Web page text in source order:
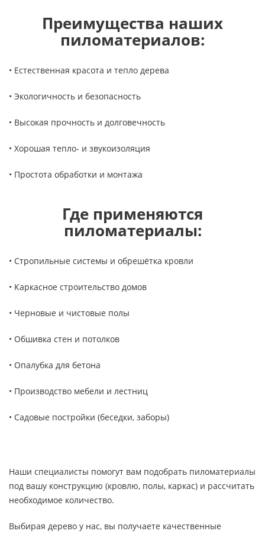
Преимущества наших
пиломатериалов:
• Естественная красота и тепло дерева
• Экологичность и безопасность
• Высокая прочность и долговечность
• Хорошая тепло- и звукоизоляция
• Простота обработки и монтажа
Где применяются
пиломатериалы:
• Стропильные системы и обрешётка кровли
• Каркасное строительство домов
• Черновые и чистовые полы
• Обшивка стен и потолков
• Опалубка для бетона
• Производство мебели и лестниц
• Садовые постройки (беседки, заборы)
Наши специалисты помогут вам подобрать пиломатериалы
под вашу конструкцию (кровлю, полы, каркас) и рассчитать
необходимое количество.
Выбирая дерево у нас, вы получаете качественные